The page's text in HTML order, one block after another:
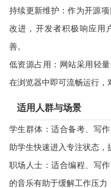
持续更新维护：作为开源
改进，开发者积极响应用
善。
低资源占用：网站采用轻
在浏览器中即可流畅运行，
适用人群与场景
学生群体：适合备考、写
助学生快速进入专注状态，
职场人士：适合编程、写
的音乐有助于缓解工作压力